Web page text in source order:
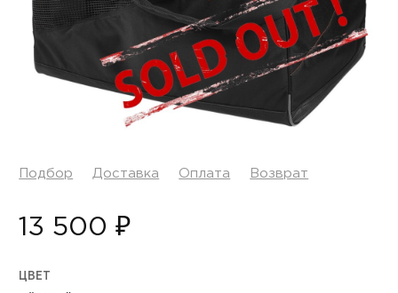
Подбор Доставка Оплата Возврат
13 500 ₽
ЦВЕТ